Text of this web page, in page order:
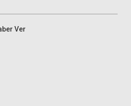
Ver